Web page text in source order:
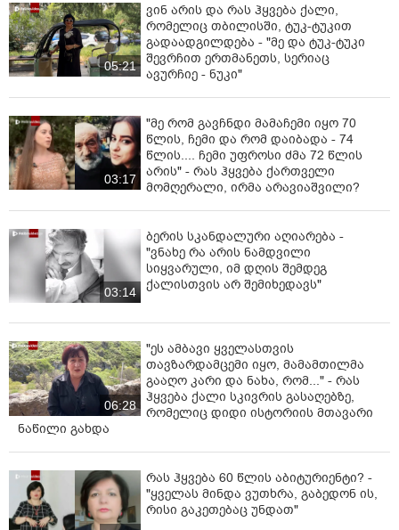
05:21
ვინ არის და რას ჰყვება ქალი,
რომელიც თბილისში, ტუკ-ტუკით
გადაადგილდება - "მე და ტუკ-ტუკი
შევრჩით ერთმანეთს, სერიაც
ავურჩიე - ნუკი"
03:17
"მე რომ გავჩნდი მამაჩემი იყო 70
წლის, ჩემი და რომ დაიბადა - 74
წლის.... ჩემი უფროსი ძმა 72 წლის
არის" - რას ჰყვება ქართველი
მომღერალი, ირმა არავიაშვილი?
03:14
ბერის სკანდალური აღიარება -
"ვნახე რა არის ნამდვილი
სიყვარული, იმ დღის შემდეგ
ქალისთვის არ შემიხედავს"
06:28
"ეს ამბავი ყველასთვის
თავზარდამცემი იყო, მამამთილმა
გააღო კარი და ნახა, რომ..." - რას
ჰყვება ქალი სკივრის გასაღებზე,
რომელიც დიდი ისტორიის მთავარი
ნაწილი გახდა
რას ჰყვება 60 წლის აბიტურიენტი? -
"ყველას მინდა ვუთხრა, გაბედონ ის,
რისი გაკეთებაც უნდათ"